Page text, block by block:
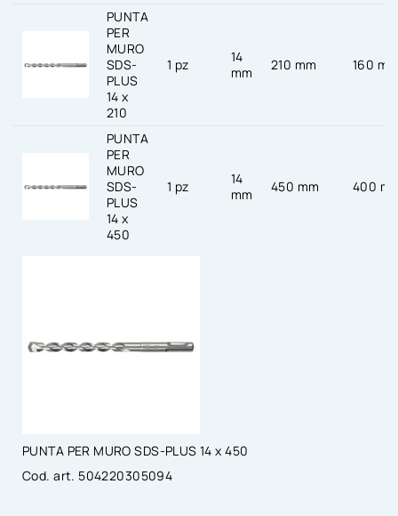
PUNTA
PER
MURO
SDS-
PLUS
14 x
210
1 pz
14
mm
210 mm 160
PUNTA
PER
MURO
SDS-
PLUS
14 x
450
1 pz
14
mm
450 mm 400
PUNTA PER MURO SDS-PLUS 14 x 450
Cod. art. 504220305094